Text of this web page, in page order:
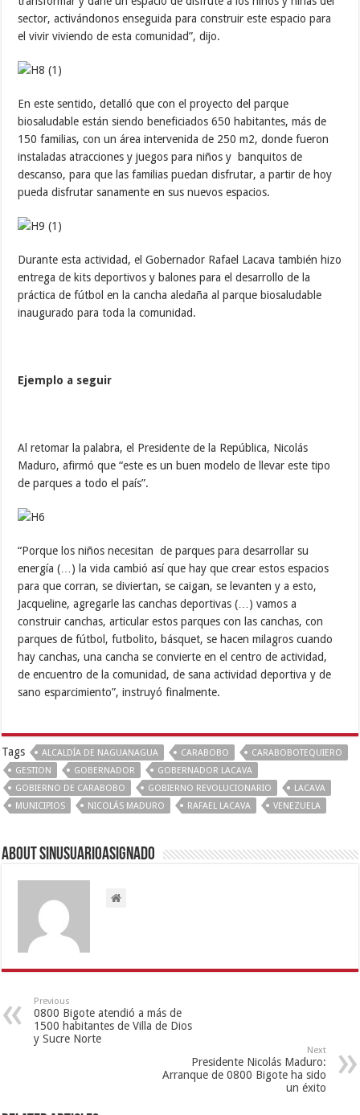
sector, activándonos enseguida para construir este espacio para
el vivir viviendo de esta comunidad”, dijo.
En este sentido, detalló que con el proyecto del parque
biosaludable están siendo beneficiados 650 habitantes, más de
150 familias, con un área intervenida de 250 m2, donde fueron
instaladas atracciones y juegos para niños y banquitos de
descanso, para que las familias puedan disfrutar, a partir de hoy
pueda disfrutar sanamente en sus nuevos espacios.
Durante esta actividad, el Gobernador Rafael Lacava también hizo
entrega de kits deportivos y balones para el desarrollo de la
práctica de fútbol en la cancha aledaña al parque biosaludable
inaugurado para toda la comunidad.
Ejemplo a seguir
Al retomar la palabra, el Presidente de la República, Nicolás
Maduro, afirmó que “este es un buen modelo de llevar este tipo
de parques a todo el país”.
“Porque los niños necesitan de parques para desarrollar su
energía (…) la vida cambió así que hay que crear estos espacios
para que corran, se diviertan, se caigan, se levanten y a esto,
Jacqueline, agregarle las canchas deportivas (…) vamos a
construir canchas, articular estos parques con las canchas, con
parques de fútbol, futbolito, básquet, se hacen milagros cuando
hay canchas, una cancha se convierte en el centro de actividad,
de encuentro de la comunidad, de sana actividad deportiva y de
sano esparcimiento”, instruyó finalmente.
Tags ALCALDÍA DE NAGUANAGUA CARABOBO
CARABOBOTEQUIERO
GESTION
GOBERNADOR
GOBERNADOR LACAVA
GOBIERNO DE CARABOBO
GOBIERNO REVOLUCIONARIO
LACAVA
MUNICIPIOS
NICOLÁS MADURO RAFAEL LACAVA VENEZUELA
About sinusuarioasignado
Previous
0800 Bigote atendió a más de
1500 habitantes de Villa de Dios
y Sucre Norte
Next
Presidente Nicolás Maduro:
Arranque de 0800 Bigote ha sido
un éxito